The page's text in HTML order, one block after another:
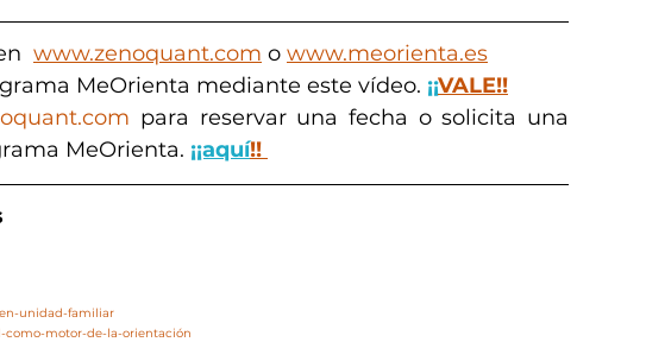
www.zenoquant.com o www.meorienta.es
MeOrienta mediante este vídeo. ¡¡VALE!!
para reservar una fecha o solicita una
MeOrienta. ¡¡aquí!!
unidad-familiar
como-motor-de-la-orientación